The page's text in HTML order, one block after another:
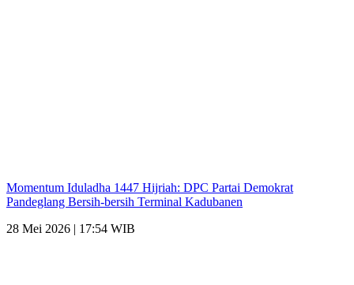
Momentum Iduladha 1447 Hijriah: DPC Partai Demokrat
Pandeglang Bersih-bersih Terminal Kadubanen
28 Mei 2026 | 17:54 WIB